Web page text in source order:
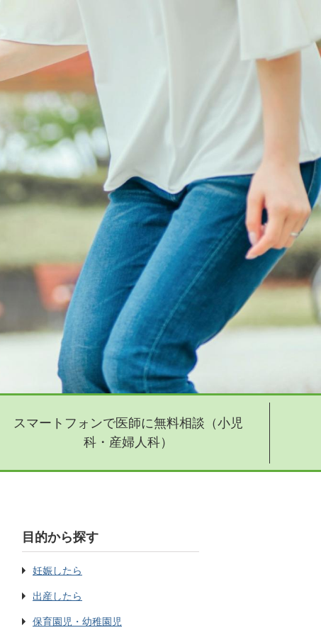
スマートフォンで医師に無料相談（小児
科・産婦人科）
目的から探す
妊娠したら
出産したら
保育園児・幼稚園児